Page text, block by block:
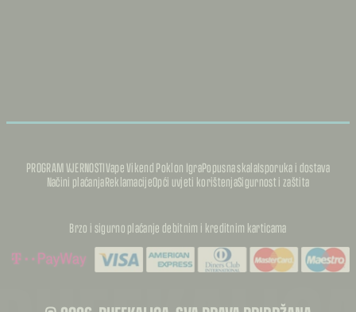
PROGRAM VJERNOSTIVape Vikend Poklon IgraPopusna skalaIsporuka i dostava
Načini plaćanjaReklamacijeOpći uvjeti korištenjaSigurnost i zaštita
Brzo i sigurno plaćanje debitnim i kreditnim karticama